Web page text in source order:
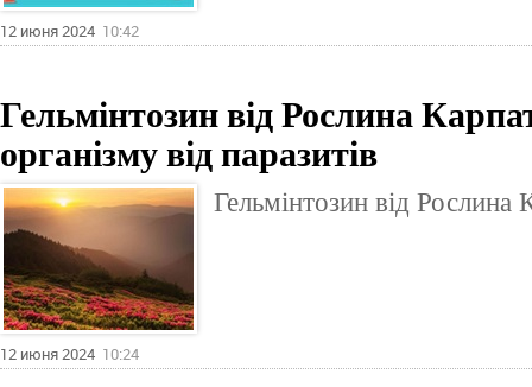
12 июня 2024 10:42
Гельмінтозин від Рослина
організму від паразитів
Гельмінтозин від Рослина
12 июня 2024 10:24